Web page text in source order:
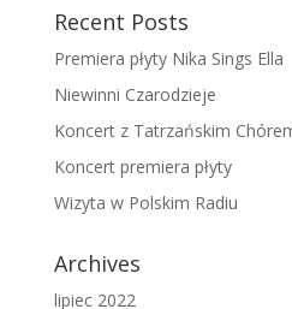
Recent Posts
Premiera płyty Nika Sings Ella
Niewinni Czarodzieje
Koncert z Tatrzańskim
Koncert premiera płyty
Wizyta w Polskim Radiu
Archives
lipiec 2022